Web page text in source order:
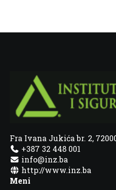
Fra Ivana Jukića br. 2,
+387 32 448 001
info@inz.ba
http://www.inz.ba
Meni